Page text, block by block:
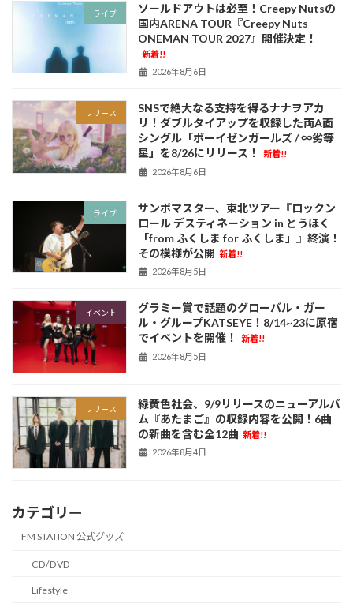
ライブ
ソールドアウトは必至！Creepy Nutsの
国内ARENA TOUR『Creepy Nuts
ONEMAN TOUR 2027』開催決定！
新着!!
2026年8月6日
リリース
SNSで絶大なる支持を得るナナヲアカ
リ！ダブルタイアップを収録した両A面
シングル「ボーイゼンガールズ / ∞劣等
星」を8/26にリリース！
新着!!
2026年8月6日
ライブ
サンボマスター、東北ツアー『ロックン
ロール デスティネーション in とうほく
「from ふくしま for ふくしま」』終演！
その模様が公開 新着!!
2026年8月5日
イベント
グラミー賞で話題のグローバル・ガー
ル・グループKATSEYE！8/14~23に原宿
でイベントを開催！
新着!!
2026年8月5日
リリース
緑黄色社会、9/9リリースのニューアルバ
ム『あたまご』の収録内容を公開！6曲
の新曲を含む全12曲 新着!!
2026年8月4日
カテゴリー
FM STATION 公式グッズ
CD/DVD
Lifestyle